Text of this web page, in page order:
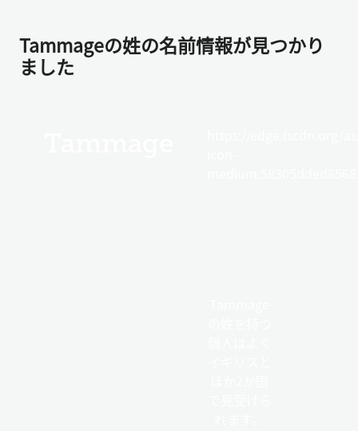
Tammageの姓の名前情報が見つかり
ました